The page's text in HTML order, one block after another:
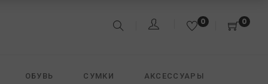
0 0
ОБУВЬ СУМКИ АКСЕССУАРЫ